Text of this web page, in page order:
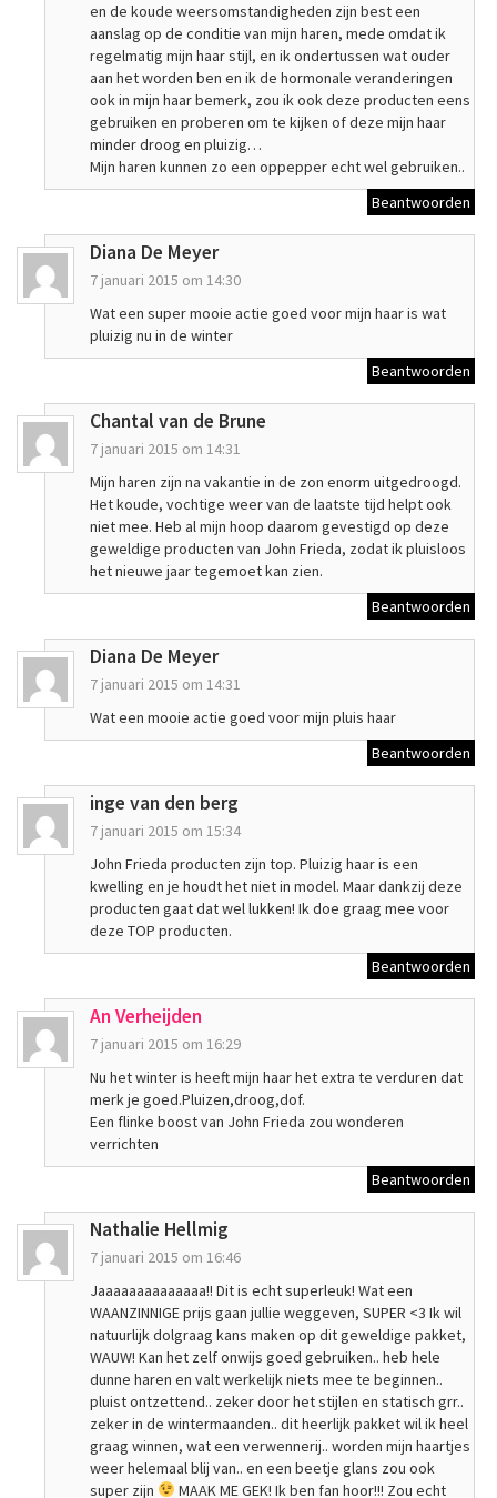
en de koude weersomstandigheden zijn best een
aanslag op de conditie van mijn haren, mede omdat ik
regelmatig mijn haar stijl, en ik ondertussen wat ouder
aan het worden ben en ik de hormonale veranderingen
ook in mijn haar bemerk, zou ik ook deze producten eens
gebruiken en proberen om te kijken of deze mijn haar
minder droog en pluizig…
Mijn haren kunnen zo een oppepper echt wel gebruiken..
Beantwoorden
Diana De Meyer
7 januari 2015 om 14:30
Wat een super mooie actie goed voor mijn haar is wat
pluizig nu in de winter
Beantwoorden
Chantal van de Brune
7 januari 2015 om 14:31
Mijn haren zijn na vakantie in de zon enorm uitgedroogd.
Het koude, vochtige weer van de laatste tijd helpt ook
niet mee. Heb al mijn hoop daarom gevestigd op deze
geweldige producten van John Frieda, zodat ik pluisloos
het nieuwe jaar tegemoet kan zien.
Beantwoorden
Diana De Meyer
7 januari 2015 om 14:31
Wat een mooie actie goed voor mijn pluis haar
Beantwoorden
inge van den berg
7 januari 2015 om 15:34
John Frieda producten zijn top. Pluizig haar is een
kwelling en je houdt het niet in model. Maar dankzij deze
producten gaat dat wel lukken! Ik doe graag mee voor
deze TOP producten.
Beantwoorden
An Verheijden
7 januari 2015 om 16:29
Nu het winter is heeft mijn haar het extra te verduren dat
merk je goed.Pluizen,droog,dof.
Een flinke boost van John Frieda zou wonderen
verrichten
Beantwoorden
Nathalie Hellmig
7 januari 2015 om 16:46
Jaaaaaaaaaaaaaa!! Dit is echt superleuk! Wat een
WAANZINNIGE prijs gaan jullie weggeven, SUPER <3 Ik wil
natuurlijk dolgraag kans maken op dit geweldige pakket,
WAUW! Kan het zelf onwijs goed gebruiken.. heb hele
dunne haren en valt werkelijk niets mee te beginnen..
pluist ontzettend.. zeker door het stijlen en statisch grr..
zeker in de wintermaanden.. dit heerlijk pakket wil ik heel
graag winnen, wat een verwennerij.. worden mijn haartjes
weer helemaal blij van.. en een beetje glans zou ook
super zijn
MAAK ME GEK! Ik ben fan hoor!!! Zou echt